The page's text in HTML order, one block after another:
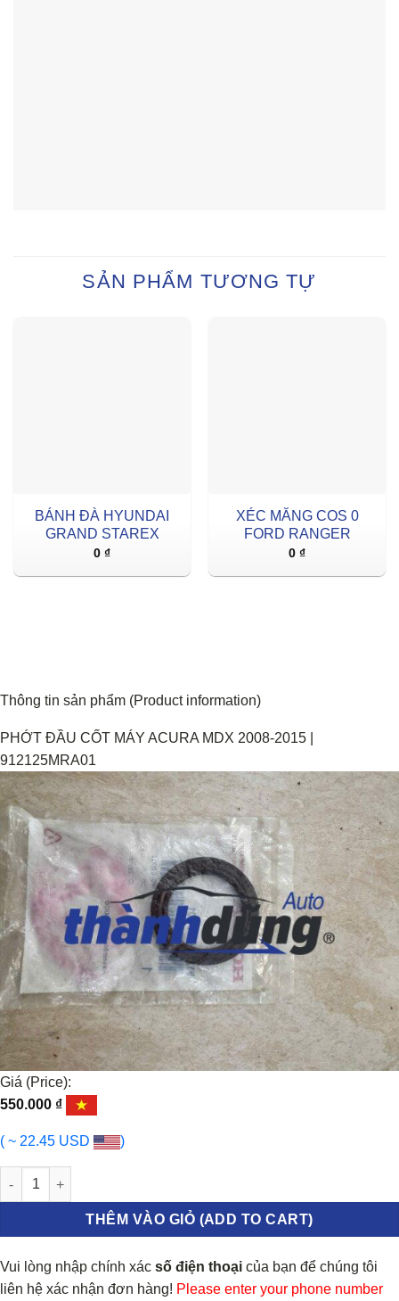
SẢN PHẨM TƯƠNG TỰ
BÁNH ĐÀ HYUNDAI
GRAND STAREX
0 ₫
XÉC MĂNG COS 0
FORD RANGER
0 ₫
Thông tin sản phẩm (Product information)
PHỚT ĐẦU CỐT MÁY ACURA MDX 2008-2015 |
912125MRA01
Giá (Price):
550.000 ₫
( ~ 22.45 USD )
PHỚT ĐẦU CỐT MÁY ACURA MDX 2008-2015 | 912125MRA01 số
THÊM VÀO GIỎ (ADD TO CART)
Vui lòng nhập chính xác số điện thoại của bạn để chúng tôi
liên hệ xác nhận đơn hàng! Please enter your phone number